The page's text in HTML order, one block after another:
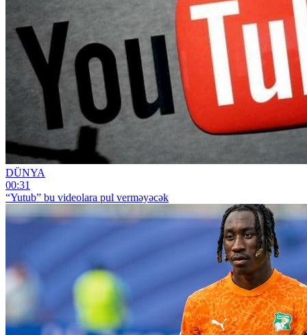
DÜNYA
00:31
“Yutub” bu videolara pul verməyəcək